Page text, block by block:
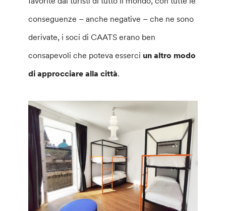
conseguenze – anche negative – che ne sono
derivate, i soci di CAATS erano ben
consapevoli che poteva esserci un altro modo
di approcciare alla città.